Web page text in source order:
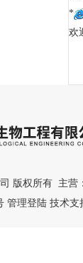
*
欢
版权所有 主营：
管理登陆 技术支